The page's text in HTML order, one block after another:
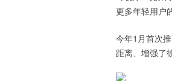
更多年轻用户
今年1月首次
距离、增强了